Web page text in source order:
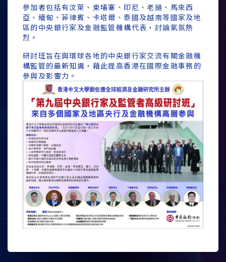
參加者包括有汶萊、柬埔寨、印尼、老撾、馬來西
亞、緬甸、菲律賓、卡塔爾、泰國及越南等國家及地
區的中央銀行家及金融監管機構代表，討論氣氛熱
烈。
研討班旨在與環球各地的中央銀行家交流有關金融機
構監管的最新知識，藉此提高香港在國際金融事務的
參與及影響力。